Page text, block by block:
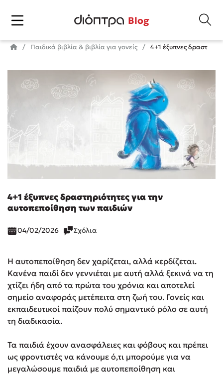
Blog
Παιδικά βιβλία & βιβλία για γονείς 4+1 έξυπνες
4+1 έξυπνες δραστηριότητες για την
αυτοπεποίθηση των παιδιών
04/02/2026 Σχόλια
Η αυτοπεποίθηση δεν χαρίζεται, αλλά κερδίζεται.
Κανένα παιδί δεν γεννιέται με αυτή αλλά ξεκινά να τη
χτίζει ήδη από τα πρώτα του χρόνια και αποτελεί
σημείο αναφοράς μετέπειτα στη ζωή του. Γονείς και
εκπαιδευτικοί παίζουν πολύ σημαντικό ρόλο σε αυτή
τη διαδικασία.
Τα παιδιά έχουν ανασφάλειες και φόβους και πρέπει
ως φροντιστές να κάνουμε ό,τι μπορούμε για να
μεγαλώσουμε παιδιά με αυτοπεποίθηση και